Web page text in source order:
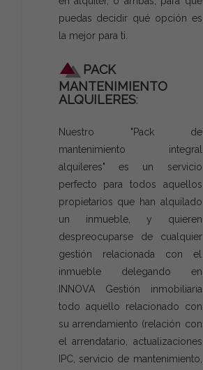
puedas decidir qué opción es
la mejor para ti.
PACK
MANTENIMIENTO
ALQUILERES:
Nuestro "Pack de
mantenimiento integral
alquileres" es un servicio
perfecto para todos aquellos
propietarios que han alquilado
un inmueble, y quieren
despreocuparse de cualquier
gestión relacionada con el
inmueble delegando en
INNOVA Gestión inmobiliaria
todo aquello relacionado con
su arrendamiento (relación con
el arrendatario, actualizaciones
IPC, servicio de mantenimiento,